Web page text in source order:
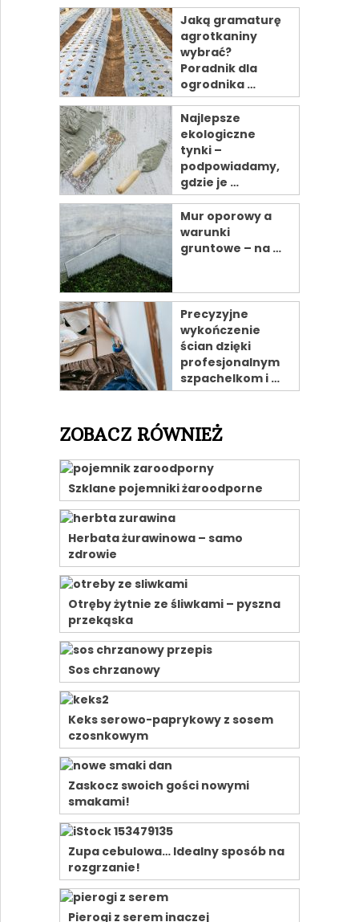
Jaką gramaturę
agrotkaniny
wybrać?
Poradnik dla
ogrodnika …
Najlepsze
ekologiczne
tynki –
podpowiadamy,
gdzie je …
Mur oporowy a
warunki
gruntowe – na …
Precyzyjne
wykończenie
ścian dzięki
profesjonalnym
szpachelkom i …
ZOBACZ RÓWNIEŻ
Szklane pojemniki żaroodporne
Herbata żurawinowa – samo
zdrowie
Otręby żytnie ze śliwkami – pyszna
przekąska
Sos chrzanowy
Keks serowo-paprykowy z sosem
czosnkowym
Zaskocz swoich gości nowymi
smakami!
Zupa cebulowa… Idealny sposób na
rozgrzanie!
Pierogi z serem inaczej